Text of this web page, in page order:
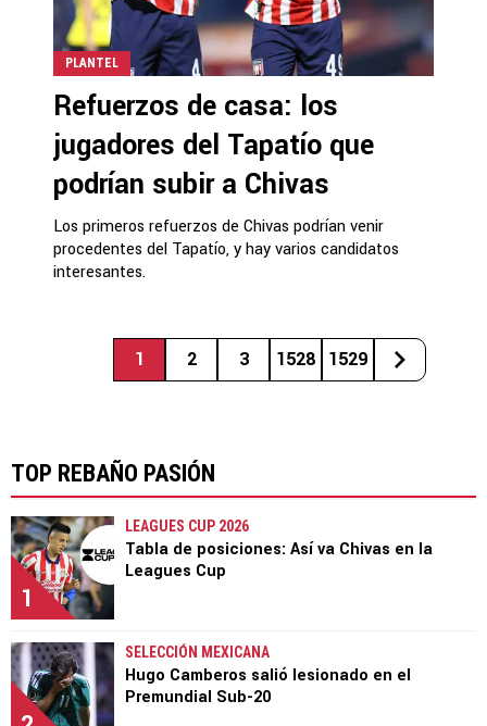
PLANTEL
Refuerzos de casa: los
jugadores del Tapatío que
podrían subir a Chivas
Los primeros refuerzos de Chivas podrían venir
procedentes del Tapatío, y hay varios candidatos
interesantes.
1 2 3 1528 1529
TOP REBAÑO PASIÓN
1
LEAGUES CUP 2026
Tabla de posiciones: Así va Chivas en la
Leagues Cup
SELECCIÓN MEXICANA
Hugo Camberos salió lesionado en el
Premundial Sub-20